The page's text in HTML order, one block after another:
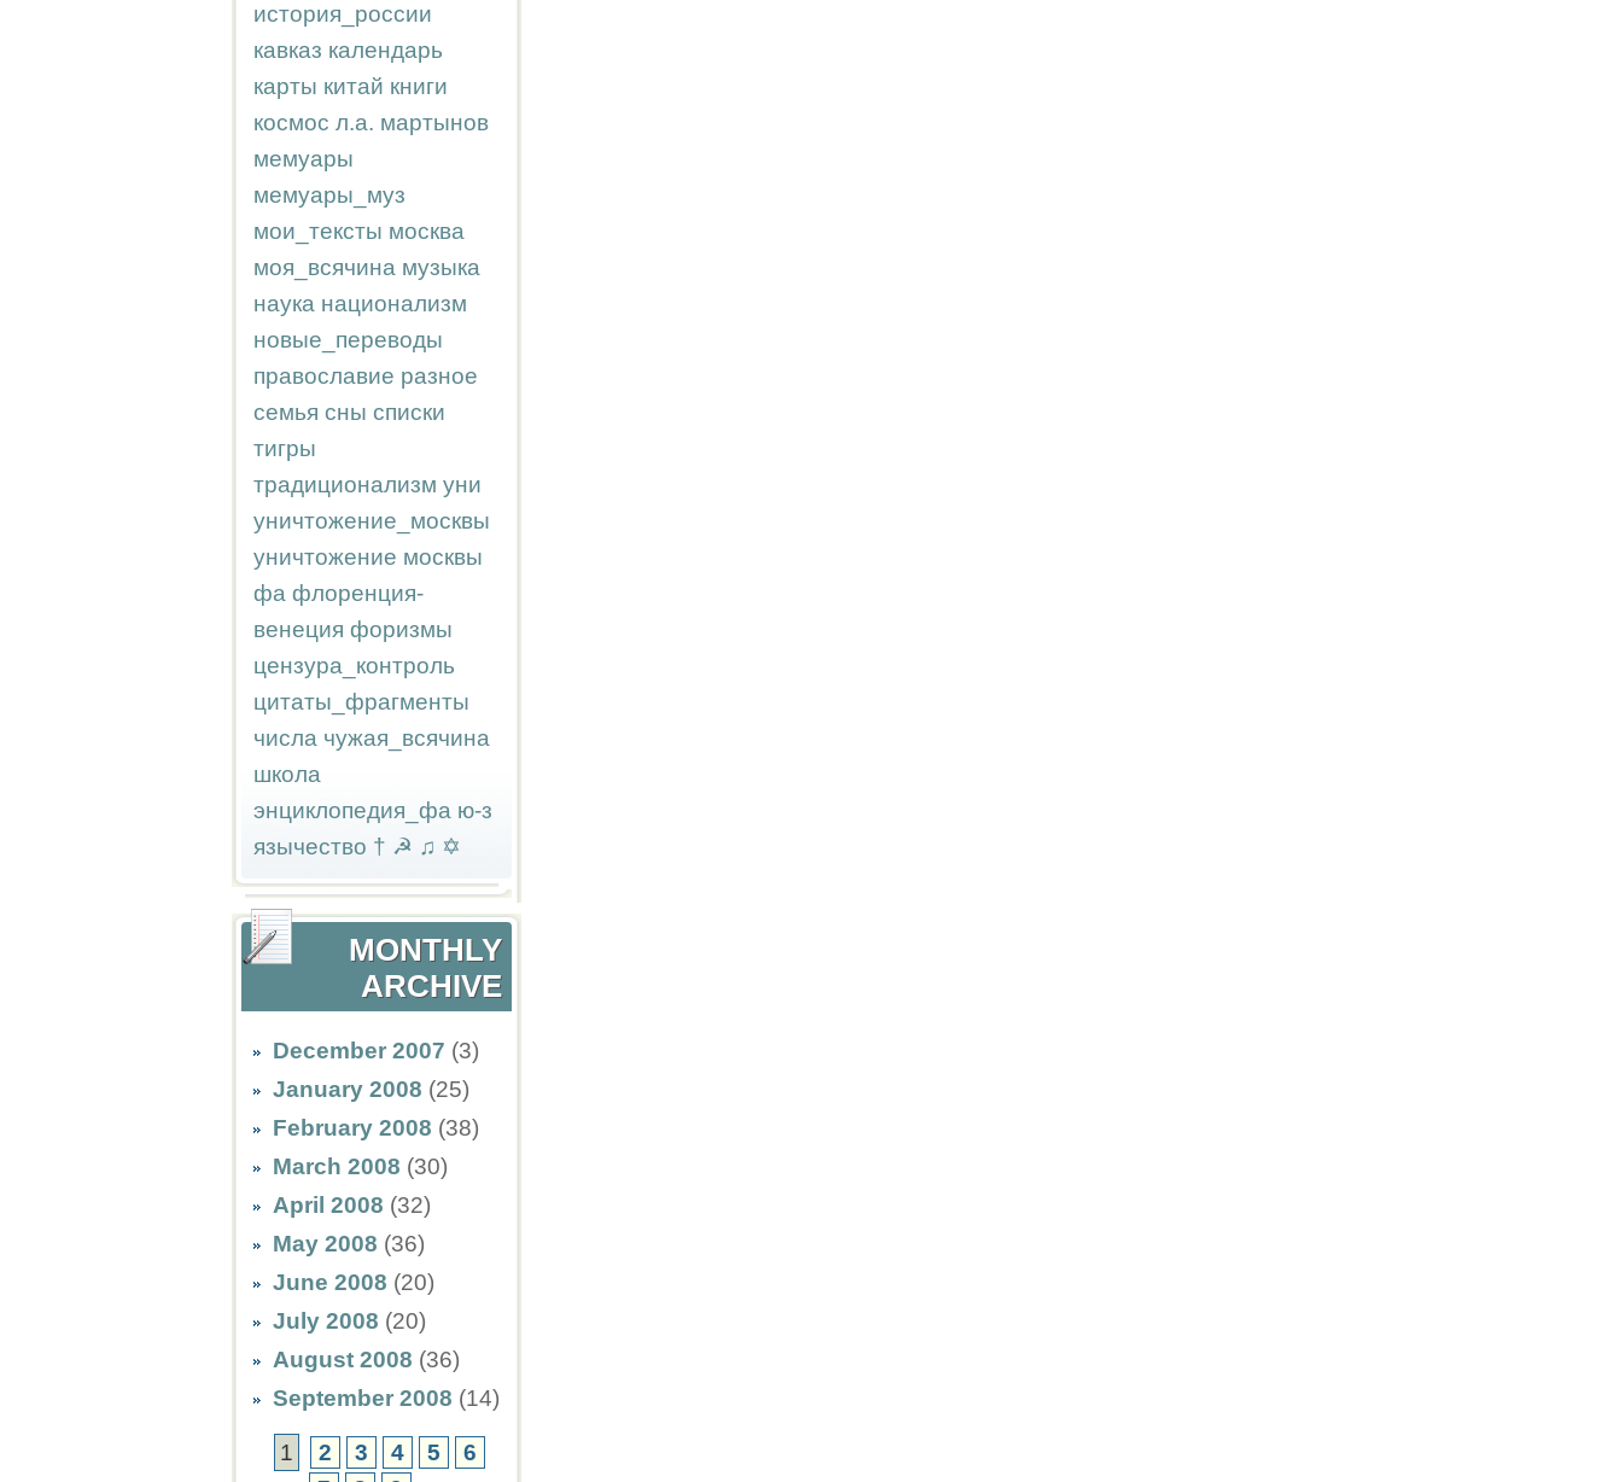
история_россии
кавказ календарь
карты китай книги
космос л.а. мартынов
мемуары
мемуары_муз
мои_тексты москва
моя_всячина музыка
наука национализм
новые_переводы
православие разное
семья сны списки
тигры
традиционализм уни
уничтожение_москвы
уничтожение москвы
фа флоренция-
венеция форизмы
цензура_контроль
цитаты_фрагменты
числа чужая_всячина
школа
энциклопедия_фа ю-з
язычество † ☭ ♫ ✡
MONTHLY
ARCHIVE
December 2007 (3)
January 2008 (25)
February 2008 (38)
March 2008 (30)
April 2008 (32)
May 2008 (36)
June 2008 (20)
July 2008 (20)
August 2008 (36)
September 2008 (14)
1 2 3 4 5
6